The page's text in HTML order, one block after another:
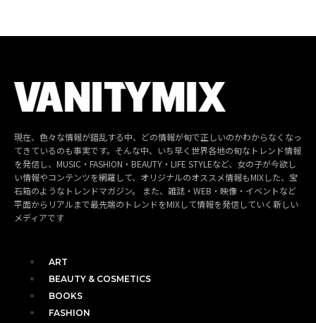
現在、色々な情報が錯乱する中、どの情報が旬で正しいのかわからなくなっ
てきているのも事実です。そんな中、いち早く世界各地の旬なトレンド情報
を発信し、MUSIC・FASHION・BEAUTY・LIFE STYLEなど、女の子が今欲し
い情報やコンテンツを網羅して、オリジナルのオススメ情報もMIXした、宝
石箱のようなトレンドマガジン。 また、雑誌・WEB・映像・イベントなど
平面からリアルまで最先端のトレンドをMIXして情報を発信していく新しい
メディアです
ART
BEAUTY & COSMETICS
BOOKS
FASHION